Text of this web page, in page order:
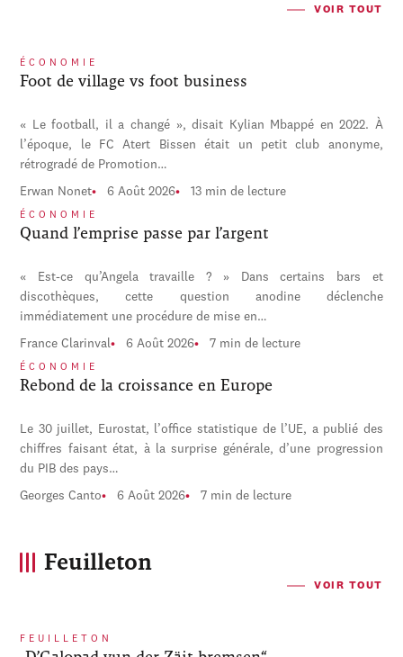
VOIR TOUT
ÉCONOMIE
Foot de village vs foot business
« Le football, il a changé », disait Kylian Mbappé en 2022. À
l’époque, le FC Atert Bissen était un petit club anonyme,
rétrogradé de Promotion…
Erwan Nonet 6 Août 2026 13 min de lecture
ÉCONOMIE
Quand l’emprise passe par l’argent
« Est-ce qu’Angela travaille ? » Dans certains bars et
discothèques, cette question anodine déclenche
immédiatement une procédure de mise en…
France Clarinval 6 Août 2026 7 min de lecture
ÉCONOMIE
Rebond de la croissance en Europe
Le 30 juillet, Eurostat, l’office statistique de l’UE, a publié des
chiffres faisant état, à la surprise générale, d’une progression
du PIB des pays…
Georges Canto 6 Août 2026 7 min de lecture
Feuilleton
VOIR TOUT
FEUILLETON